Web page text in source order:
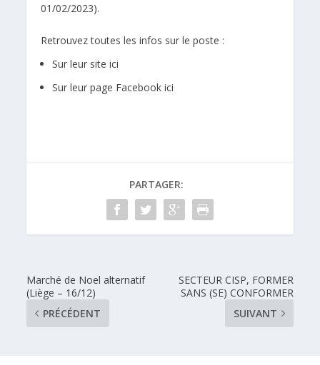
01/02/2023).
Retrouvez toutes les infos sur le poste :
Sur leur site ici
Sur leur page Facebook ici
PARTAGER:
Marché de Noel alternatif
(Liège – 16/12)
PRÉCÉDENT
SECTEUR CISP, FORMER
SANS (SE) CONFORMER
SUIVANT